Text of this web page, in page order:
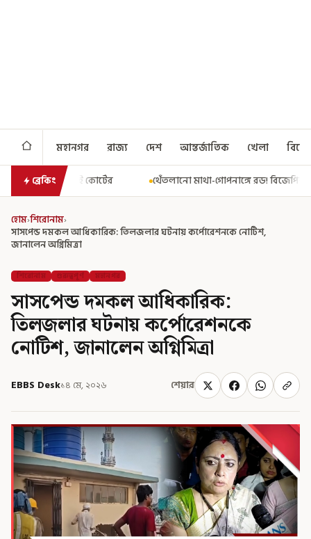
মহানগর রাজ্য দেশ আন্তর্জাতিক খেলা
ব্রেকিংথেঁতলানো মাথা-গোপনাঙ্গে রড! বিজেপিশাসিত অসমে নাবালিকার
হোম›শিরোনাম›
সাসপেন্ড দমকল আধিকারিক: তিলজলার ঘটনায় কর্পোরেশনকে নোটিশ,
জানালেন অগ্নিমিত্রা
শিরোনাম গুরুত্বপূর্ণ মহানগর
সাসপেন্ড দমকল আধিকারিক:
তিলজলার ঘটনায় কর্পোরেশনকে
নোটিশ, জানালেন অগ্নিমিত্রা
EBBS Desk১৪ মে, ২০২৬ শেয়ার